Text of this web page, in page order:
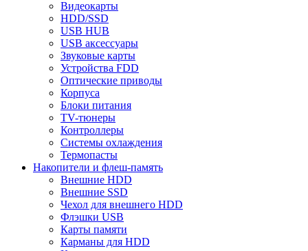
Видеокарты
HDD/SSD
USB HUB
USB аксессуары
Звуковые карты
Устройства FDD
Оптические приводы
Корпуса
Блоки питания
TV-тюнеры
Контроллеры
Системы охлаждения
Термопасты
Накопители и флеш-память
Внешние HDD
Внешние SSD
Чехол для внешнего HDD
Флэшки USB
Карты памяти
Карманы для HDD